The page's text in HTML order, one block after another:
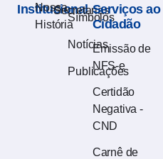
Institucional
Nossa
História
Secretarias
Símbolos
Notícias
Publicações
Serviços ao
Cidadão
Emissão de
NFS-e
Certidão
Negativa -
CND
Carnê de